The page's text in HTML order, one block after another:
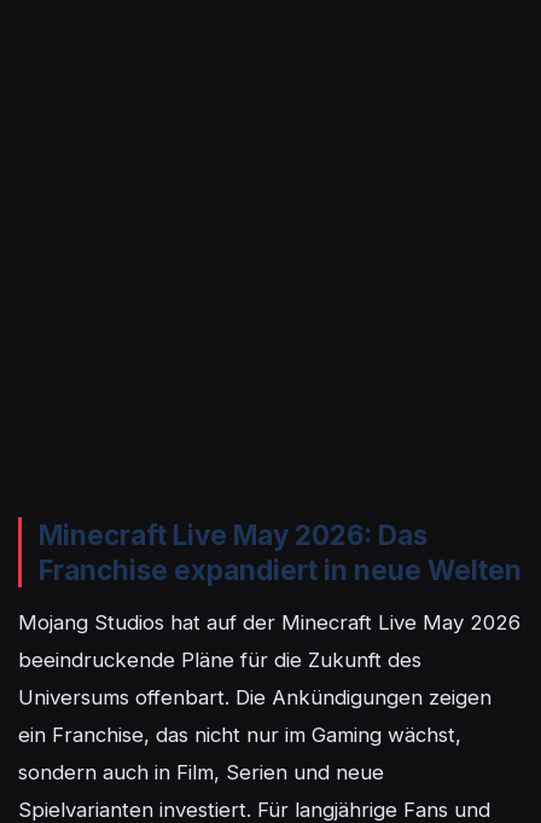
Minecraft Live May 2026: Das
Franchise expandiert in neue Welten
Mojang Studios hat auf der Minecraft Live May 2026
beeindruckende Pläne für die Zukunft des
Universums offenbart. Die Ankündigungen zeigen
ein Franchise, das nicht nur im Gaming wächst,
sondern auch in Film, Serien und neue
Spielvarianten investiert. Für langjährige Fans und